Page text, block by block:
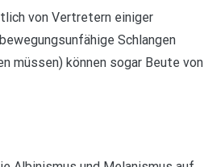
von Vertretern einiger
Schlangen
müssen) können sogar Beute von